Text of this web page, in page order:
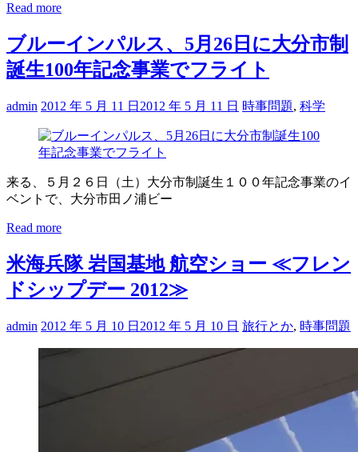
Read more
ブルーインパルス、5月26日に大分市制
誕生100年記念事業でフライト
admin 2012 年 5 月 11 日 2012 年 5 月 11 日 時事問題, 科学
来る、５月２６日（土）大分市制誕生１００年記念事業のイ
ベントで、大分市田ノ浦ビー
Read more
米海兵隊 岩国基地 航空ショー ≪フレン
ドシップデー 2012≫
admin 2012 年 5 月 10 日 2012 年 5 月 10 日 旅行とか, 時事問題